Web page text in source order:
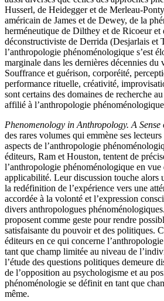
Husserl, de Heidegger et de Merleau-
américain de James et de Dewey, de la
herméneutique de Dilthey et de Ricoeur et
déconstructiviste de Derrida (Desjarlais et
l’anthropologie phénoménologique s’est
marginale dans les dernières décennies du
Souffrance et guérison, corporéité,
performance rituelle, créativité,
sont certains des domaines de recherche
affilié à l’anthropologie
Phenomenology in Anthropology. A Sense
des rares volumes qui emmène ses
aspects de l’anthropologie
éditeurs, Ram et Houston, tentent de
l’anthropologie phénoménologique en vue
applicabilité. Leur discussion touche alors
la redéfinition de l’expérience vers une
accordée à la volonté et l’expression
divers anthropologues
proposent comme geste pour rendre
satisfaisante du pouvoir et des politiques.
éditeurs en ce qui concerne
tant que champ limitée au niveau de
l’étude des questions politiques demeure
de l’opposition au psychologisme et au
phénoménologie se définit en tant que
même.